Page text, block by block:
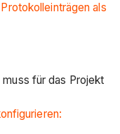
als
für das Projekt